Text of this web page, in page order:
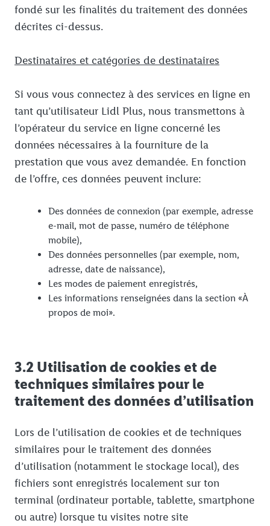
fondé sur les finalités du traitement des données
décrites ci-dessus.
Destinataires et catégories de destinataires
Si vous vous connectez à des services en ligne en
tant qu’utilisateur Lidl Plus, nous transmettons à
l’opérateur du service en ligne concerné les
données nécessaires à la fourniture de la
prestation que vous avez demandée. En fonction
de l’offre, ces données peuvent inclure:
Des données de connexion (par exemple, adresse
e-mail, mot de passe, numéro de téléphone
mobile),
Des données personnelles (par exemple, nom,
adresse, date de naissance),
Les modes de paiement enregistrés,
Les informations renseignées dans la section «À
propos de moi».
3.2 Utilisation de cookies et de
techniques similaires pour le
traitement des données d’utilisation
Lors de l’utilisation de cookies et de techniques
similaires pour le traitement des données
d’utilisation (notamment le stockage local), des
fichiers sont enregistrés localement sur ton
terminal (ordinateur portable, tablette, smartphone
ou autre) lorsque tu visites notre site